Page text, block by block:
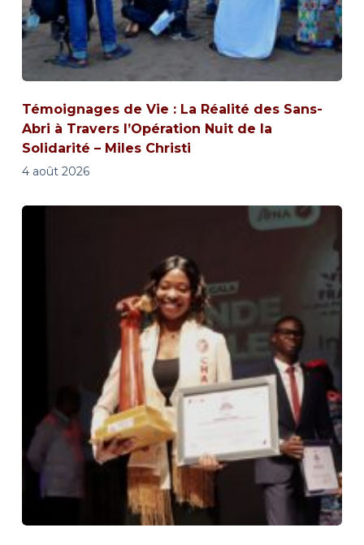
Témoignages de Vie : La Réalité des Sans-
Abri à Travers l’Opération Nuit de la
Solidarité – Miles Christi
4 août 2026